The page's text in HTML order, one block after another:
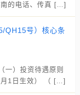
南的电话、传真 […]
QH15号）核心条
一）投资待遇原则
月1日生效） （ […]